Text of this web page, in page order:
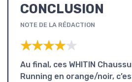
CONCLUSION
NOTE DE LA RÉDACTION
★★★★★
★★★★★
Au final, ces WHITIN
Running en orange/noir,